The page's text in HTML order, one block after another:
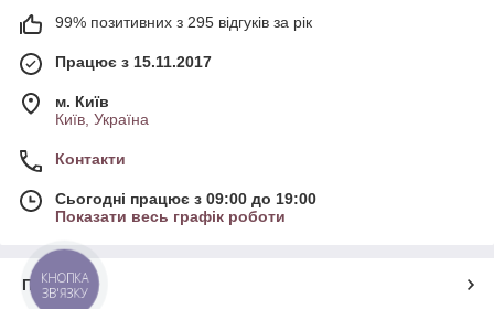
99% позитивних з 295 відгуків за рік
Працює з 15.11.2017
м. Київ
Київ, Україна
Контакти
Сьогодні працює з 09:00 до 19:00
Показати весь графік роботи
Про нас
КНОПКА
ЗВ'ЯЗКУ